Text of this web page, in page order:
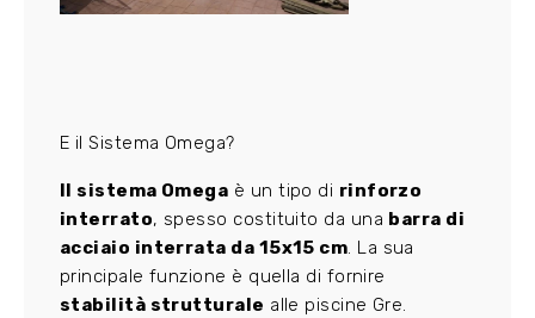
E il Sistema Omega?
Il sistema Omega è un tipo di rinforzo
interrato, spesso costituito da una barra di
acciaio interrata da 15x15 cm. La sua
principale funzione è quella di fornire
stabilità strutturale alle piscine Gre.